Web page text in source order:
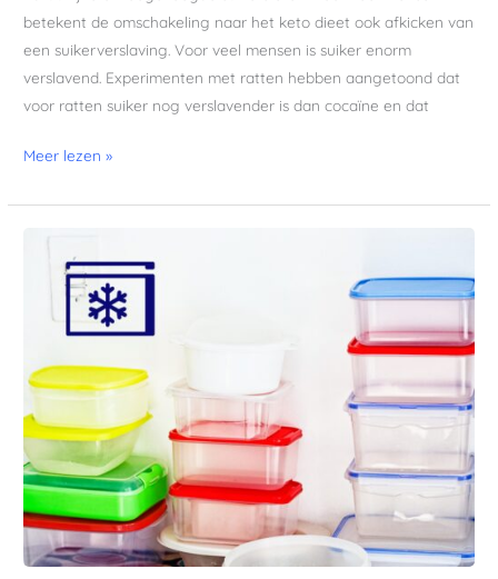
betekent de omschakeling naar het keto dieet ook afkicken van
een suikerverslaving. Voor veel mensen is suiker enorm
verslavend. Experimenten met ratten hebben aangetoond dat
voor ratten suiker nog verslavender is dan cocaïne en dat
Meer lezen »
keto